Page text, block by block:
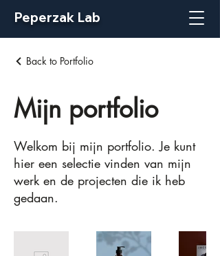
Peperzak Lab
Back to Portfolio
Mijn portfolio
Welkom bij mijn portfolio. Je kunt
hier een selectie vinden van mijn
werk en de projecten die ik heb
gedaan.